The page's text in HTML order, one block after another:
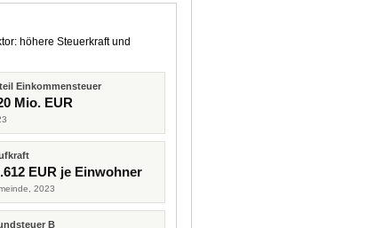
höhere Steuerkraft und
Einkommensteuer
Mio. EUR
EUR je Einwohner
2023
B